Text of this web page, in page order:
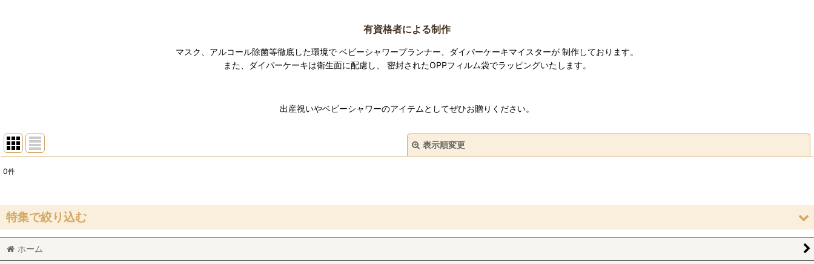
有資格者による制作
マスク、アルコール除菌等徹底した環境で ベビーシャワープランナー、ダイパーケーキマイスターが 制作しております。
また、ダイパーケーキは衛生面に配慮し、
密封されたOPPフィルム袋でラッピングいたします。
出産祝いやベビーシャワーのアイテムとしてぜひお贈りください。
表示順変更
並び順:
0件
特集で絞り込む
Salon d'or（フラワー）
ホーム